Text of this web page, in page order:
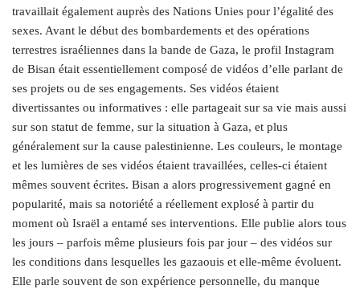
travaillait également auprès des Nations Unies pour l’égalité des
sexes. Avant le début des bombardements et des opérations
terrestres israéliennes dans la bande de Gaza, le profil Instagram
de Bisan était essentiellement composé de vidéos d’elle parlant de
ses projets ou de ses engagements. Ses vidéos étaient
divertissantes ou informatives : elle partageait sur sa vie mais aussi
sur son statut de femme, sur la situation à Gaza, et plus
généralement sur la cause palestinienne. Les couleurs, le montage
et les lumières de ses vidéos étaient travaillées, celles-ci étaient
mêmes souvent écrites. Bisan a alors progressivement gagné en
popularité, mais sa notoriété a réellement explosé à partir du
moment où Israël a entamé ses interventions. Elle publie alors tous
les jours – parfois même plusieurs fois par jour – des vidéos sur
les conditions dans lesquelles les gazaouis et elle-même évoluent.
Elle parle souvent de son expérience personnelle, du manque